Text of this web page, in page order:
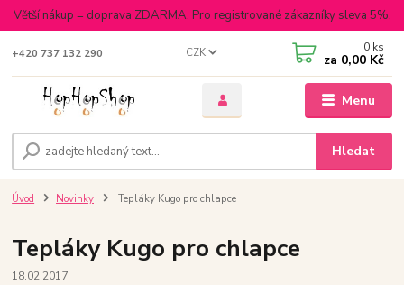
Větší nákup = doprava ZDARMA. Pro registrované zákazníky sleva 5%.
Menu
CZK
Hledat
+420 737 132 290 0 ks
za 0,00 Kč
Úvod Novinky Tepláky Kugo pro chlapce
Tepláky Kugo pro chlapce
18.02.2017